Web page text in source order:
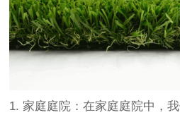
1. 家庭庭院：在家庭庭院中，